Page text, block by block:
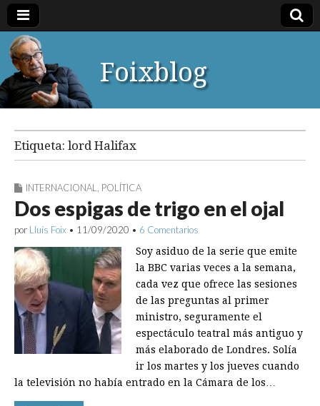
Foixblog
Etiqueta: lord Halifax
INTERNACIONAL POLÍTICA
Dos espigas de trigo en el ojal
por Lluís Foix • 11/09/2020 • 6 Comentarios
Soy asiduo de la serie que emite
la BBC varias veces a la semana,
cada vez que ofrece las sesiones
de las preguntas al primer
ministro, seguramente el
espectáculo teatral más antiguo y
más elaborado de Londres. Solía
ir los martes y los jueves cuando
la televisión no había entrado en la Cámara de los…